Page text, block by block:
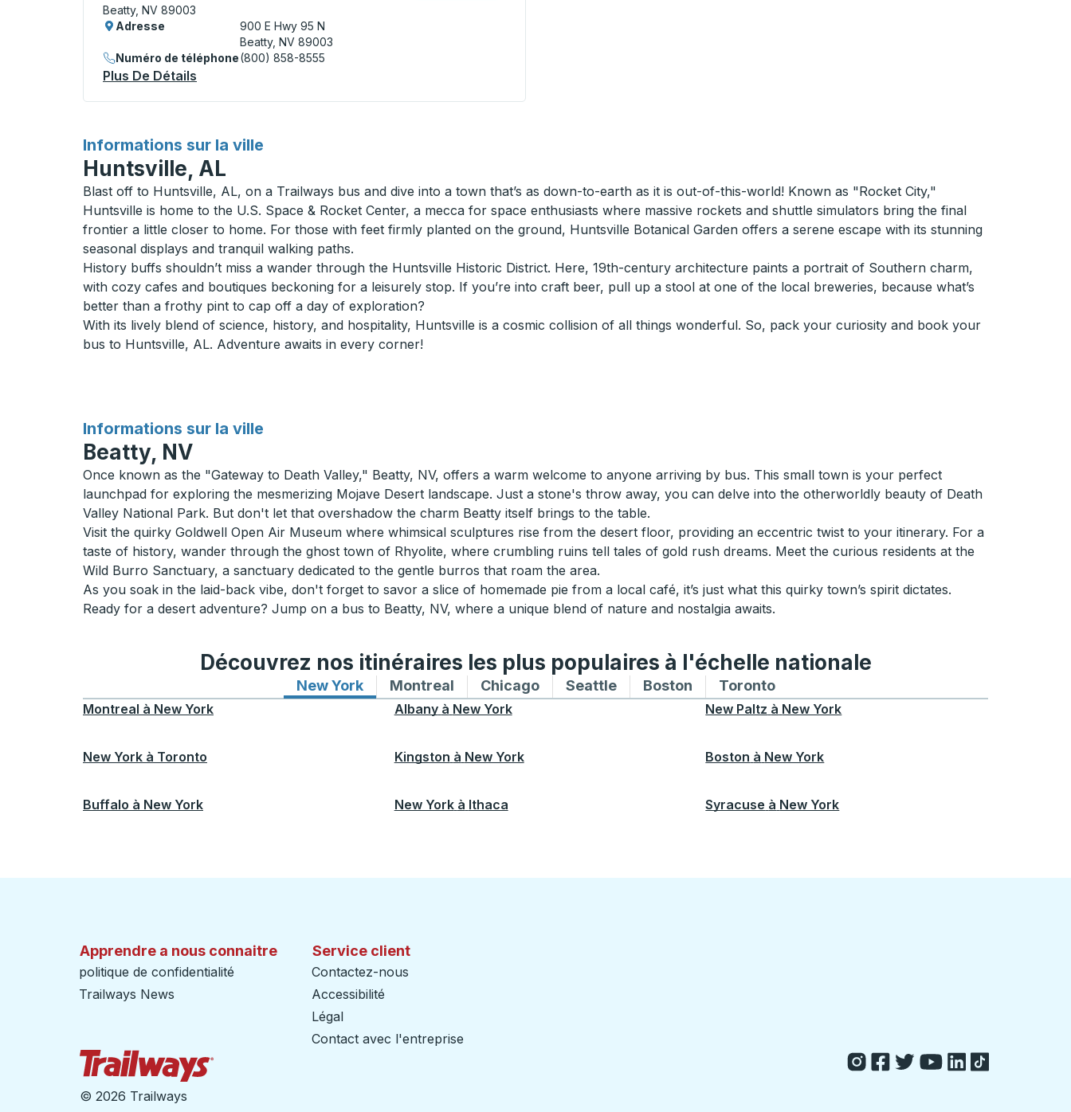
Beatty, NV 89003
Adresse
900 E Hwy 95 N
Beatty, NV 89003
Numéro de téléphone(800) 858-8555
Plus De Détails
Informations sur la ville
pour
Huntsville, AL
Blast off to Huntsville, AL, on a Trailways bus and dive into a town that’s as down-to-earth as it is out-of-this-world! Known as "Rocket City,"
Huntsville is home to the U.S. Space & Rocket Center, a mecca for space enthusiasts where massive rockets and shuttle simulators bring the final
frontier a little closer to home. For those with feet firmly planted on the ground, Huntsville Botanical Garden offers a serene escape with its stunning
seasonal displays and tranquil walking paths.
History buffs shouldn’t miss a wander through the Huntsville Historic District. Here, 19th-century architecture paints a portrait of Southern charm,
with cozy cafes and boutiques beckoning for a leisurely stop. If you’re into craft beer, pull up a stool at one of the local breweries, because what’s
better than a frothy pint to cap off a day of exploration?
With its lively blend of science, history, and hospitality, Huntsville is a cosmic collision of all things wonderful. So, pack your curiosity and book your
bus to Huntsville, AL. Adventure awaits in every corner!
Informations sur la ville
pour
Beatty, NV
Once known as the "Gateway to Death Valley," Beatty, NV, offers a warm welcome to anyone arriving by bus. This small town is your perfect
launchpad for exploring the mesmerizing Mojave Desert landscape. Just a stone's throw away, you can delve into the otherworldly beauty of Death
Valley National Park. But don't let that overshadow the charm Beatty itself brings to the table.
Visit the quirky Goldwell Open Air Museum where whimsical sculptures rise from the desert floor, providing an eccentric twist to your itinerary. For a
taste of history, wander through the ghost town of Rhyolite, where crumbling ruins tell tales of gold rush dreams. Meet the curious residents at the
Wild Burro Sanctuary, a sanctuary dedicated to the gentle burros that roam the area.
As you soak in the laid-back vibe, don't forget to savor a slice of homemade pie from a local café, it’s just what this quirky town’s spirit dictates.
Ready for a desert adventure? Jump on a bus to Beatty, NV, where a unique blend of nature and nostalgia awaits.
Découvrez nos itinéraires les plus populaires à l'échelle nationale
New YorkItinéraires de bus vers et depuis New York
Montreal Itinéraires de bus vers et depuis Montreal
ChicagoItinéraires de bus vers et depuis Chicago
SeattleItinéraires de bus vers et depuis Seattle
Boston Itinéraires de bus vers et depuis Boston
TorontoItinéraires de bus vers et depuis Toronto
Montreal à New York Albany à New York New Paltz à New York
New York à Toronto Kingston à New York Boston à New York
Buffalo à New York New York à Ithaca Syracuse à New York
Apprendre a nous connaitre
politique de confidentialité
Trailways News
Service client
Contactez-nous
Accessibilité
Légal
Contact avec l'entreprise
© 2026 Trailways